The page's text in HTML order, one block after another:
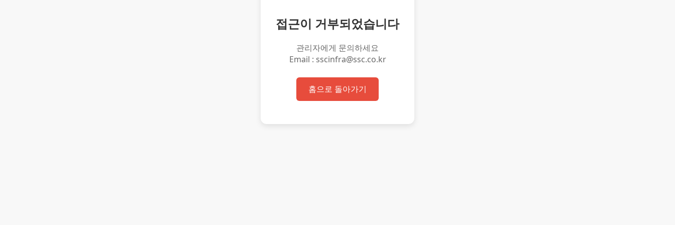
접근이 거부되었습니다
관리자에게 문의하세요
Email : sscinfra@ssc.co.kr
홈으로 돌아가기